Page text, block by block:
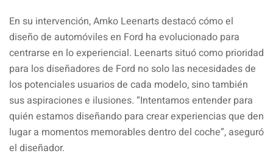
En su intervención, Amko Leenarts destacó cómo el
diseño de automóviles en Ford ha evolucionado para
centrarse en lo experiencial. Leenarts situó como prioridad
para los diseñadores de Ford no solo las necesidades de
los potenciales usuarios de cada modelo, sino también
sus aspiraciones e ilusiones. “Intentamos entender para
quién estamos diseñando para crear experiencias que den
lugar a momentos memorables dentro del coche”, aseguró
el diseñador.